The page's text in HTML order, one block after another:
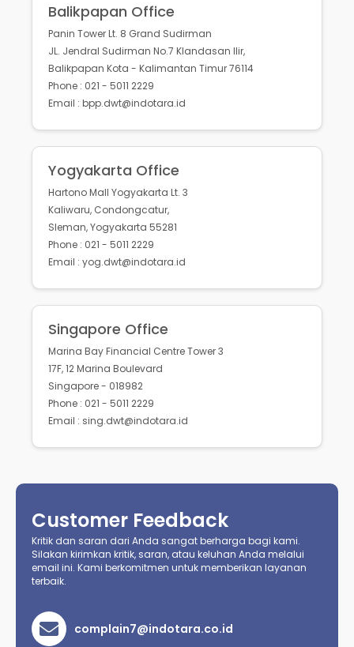
Balikpapan Office
Panin Tower Lt. 8 Grand Sudirman
JL. Jendral Sudirman No.7 Klandasan Ilir,
Balikpapan Kota - Kalimantan Timur 76114
Phone : 021 - 5011 2229
Email : bpp.dwt@indotara.id
Yogyakarta Office
Hartono Mall Yogyakarta Lt. 3
Kaliwaru, Condongcatur,
Sleman, Yogyakarta 55281
Phone : 021 - 5011 2229
Email : yog.dwt@indotara.id
Singapore Office
Marina Bay Financial Centre Tower 3
17F, 12 Marina Boulevard
Singapore - 018982
Phone : 021 - 5011 2229
Email : sing.dwt@indotara.id
Customer Feedback
Kritik dan saran dari Anda sangat berharga bagi kami.
Silakan kirimkan kritik, saran, atau keluhan Anda melalui
email ini. Kami berkomitmen untuk memberikan layanan
terbaik.
complain7@indotara.co.id